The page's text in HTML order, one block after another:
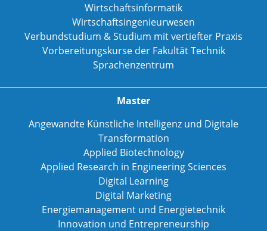
Wirtschaftsinformatik
Wirtschaftsingenieurwesen
Verbundstudium & Studium mit vertiefter Praxis
Vorbereitungskurse der Fakultät Technik
Sprachenzentrum
Master
Angewandte Künstliche Intelligenz und Digitale
Transformation
Applied Biotechnology
Applied Research in Engineering Sciences
Digital Learning
Digital Marketing
Energiemanagement und Energietechnik
Innovation und Entrepreneurship